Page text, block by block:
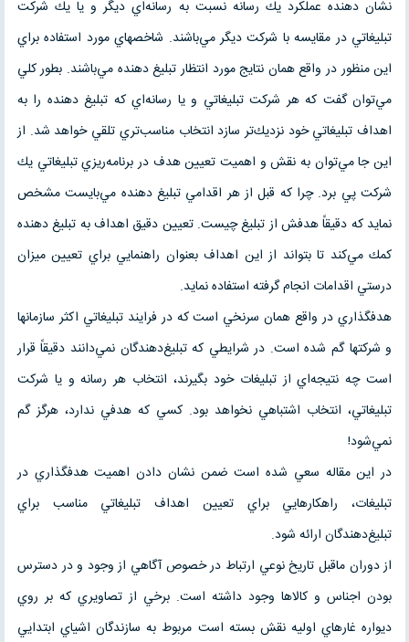
نشان دهنده عملكرد يك رسانه نسبت به رسانه‌اي ديگر و يا يك شركت
تبليغاتي در مقايسه با شركت ديگر مي‌باشند. شاخصهاي مورد استفاده براي
اين منظور در واقع همان نتايج مورد انتظار تبليغ دهنده مي‌باشند. بطور كلي
مي‌توان گفت كه هر شركت تبليغاتي و يا رسانه‌اي كه تبليغ دهنده را به
اهداف تبليغاتي خود نزديك‌تر سازد انتخاب مناسب‌تري تلقي خواهد شد. از
اين جا مي‌توان به نقش و اهميت تعيين هدف در برنامه‌ريزي تبليغاتي يك
شركت پي برد. چرا كه قبل از هر اقدامي تبليغ دهنده مي‌بايست مشخص
نمايد كه دقيقاً هدفش از تبليغ چيست. تعيين دقيق اهداف به تبليغ دهنده
كمك مي‌كند تا بتواند از اين اهداف بعنوان راهنمايي براي تعيين ميزان
درستي اقدامات انجام گرفته استفاده نمايد.
هدفگذاري در واقع همان سرنخي است كه در فرايند تبليغاتي اكثر سازمانها
و شركتها گم شده است. در شرايطي كه تبليغ‌دهندگان نمي‌دانند دقيقاً قرار
است چه نتيجه‌اي از تبليغات خود بگيرند، انتخاب هر رسانه و يا شركت
تبليغاتي، انتخاب اشتباهي نخواهد بود. كسي كه هدفي ندارد، هرگز گم
نمي‌شود!
در اين مقاله سعي شده است ضمن نشان دادن اهميت هدفگذاري در
تبليغات، راهكارهايي براي تعيين اهداف تبليغاتي مناسب براي
تبليغ‌دهندگان ارائه شود.
از دوران ماقبل تاريخ نوعي ارتباط در خصوص آگاهي از وجود و در دسترس
بودن اجناس و كالاها وجود داشته است. برخي از تصاويري كه بر روي
ديواره غارهاي اوليه نقش بسته است مربوط به سازندگان اشياي ابتدايي